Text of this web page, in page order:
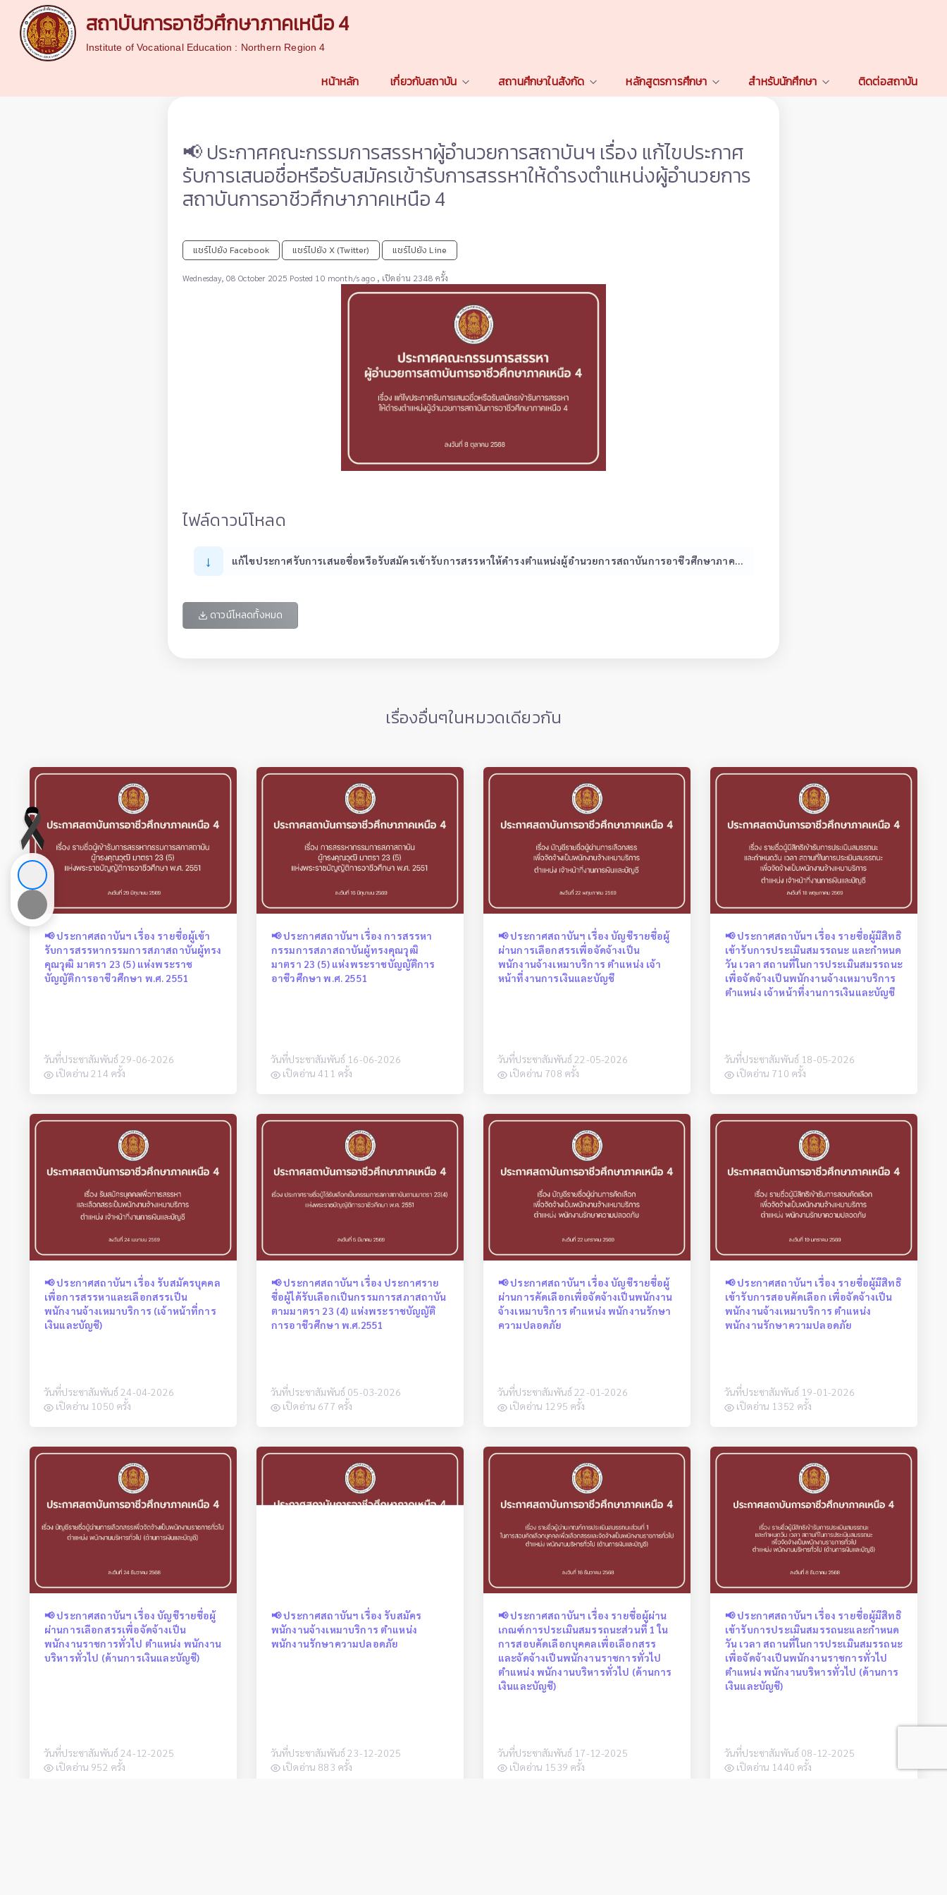
สถาบันการอาชีวศึกษาภาคเหนือ 4
Institute of Vocational Education : Northern Region 4
หน้าหลัก เกี่ยวกับสถาบัน สถานศึกษาในสังกัด หลักสูตรการศึกษา สำหรับนักศึกษา ติดต่อสถาบัน
📢 ประกาศคณะกรรมการสรรหาผู้อำนวยการสถาบันฯ เรื่อง แก้ไขประกาศ
รับการเสนอชื่อหรือรับสมัครเข้ารับการสรรหาให้ดำรงตำแหน่งผู้อำนวยการ
สถาบันการอาชีวศึกษาภาคเหนือ 4
แชร์ไปยัง Facebook แชร์ไปยัง X (Twitter) แชร์ไปยัง Line
Wednesday, 08 October 2025 Posted 10 month/s ago, เปิดอ่าน 2348 ครั้ง
ไฟล์ดาวน์โหลด
↓ แก้ไขประกาศรับการเสนอชื่อหรือรับสมัครเข้ารับการสรรหาให้ดำรงตำแหน่งผู้อำนวยการสถาบันการอาชีวศึกษาภาคเหนือ 4
ดาวน์โหลดทั้งหมด
เรื่องอื่นๆในหมวดเดียวกัน
📢 ประกาศสถาบันฯ เรื่อง รายชื่อผู้เข้า
รับการสรรหากรรมการสภาสถาบันผู้ทรง
คุณวุฒิ มาตรา 23 (5) แห่งพระราช
บัญญัติการอาชีวศึกษา พ.ศ. 2551
วันที่ประชาสัมพันธ์ 29-06-2026
เปิดอ่าน 214 ครั้ง
📢 ประกาศสถาบันฯ เรื่อง การสรรหา
กรรมการสภาสถาบันผู้ทรงคุณวุฒิ
มาตรา 23 (5) แห่งพระราชบัญญัติการ
อาชีวศึกษา พ.ศ. 2551
วันที่ประชาสัมพันธ์ 16-06-2026
เปิดอ่าน 411 ครั้ง
📢 ประกาศสถาบันฯ เรื่อง บัญชีรายชื่อผู้
ผ่านการเลือกสรรเพื่อจัดจ้างเป็น
พนักงานจ้างเหมาบริการ ตำแหน่ง เจ้า
หน้าที่งานการเงินและบัญชี
วันที่ประชาสัมพันธ์ 22-05-2026
เปิดอ่าน 708 ครั้ง
📢 ประกาศสถาบันฯ เรื่อง รายชื่อผู้มีสิทธิ
เข้ารับการประเมินสมรรถนะ และกำหนด
วัน เวลา สถานที่ในการประเมินสมรรถนะ
เพื่อจัดจ้างเป็นพนักงานจ้างเหมาบริการ
ตำแหน่ง เจ้าหน้าที่งานการเงินและบัญชี
วันที่ประชาสัมพันธ์ 18-05-2026
เปิดอ่าน 710 ครั้ง
📢 ประกาศสถาบันฯ เรื่อง รับสมัครบุคคล
เพื่อการสรรหาและเลือกสรรเป็น
พนักงานจ้างเหมาบริการ (เจ้าหน้าที่การ
เงินและบัญชี)
วันที่ประชาสัมพันธ์ 24-04-2026
เปิดอ่าน 1050 ครั้ง
📢 ประกาศสถาบันฯ เรื่อง ประกาศราย
ชื่อผู้ได้รับเลือกเป็นกรรมการสภาสถาบัน
ตามมาตรา 23 (4) แห่งพระราชบัญญัติ
การอาชีวศึกษา พ.ศ.2551
วันที่ประชาสัมพันธ์ 05-03-2026
เปิดอ่าน 677 ครั้ง
📢 ประกาศสถาบันฯ เรื่อง บัญชีรายชื่อผู้
ผ่านการคัดเลือกเพื่อจัดจ้างเป็นพนักงาน
จ้างเหมาบริการ ตำแหน่ง พนักงานรักษา
ความปลอดภัย
วันที่ประชาสัมพันธ์ 22-01-2026
เปิดอ่าน 1295 ครั้ง
📢 ประกาศสถาบันฯ เรื่อง รายชื่อผู้มีสิทธิ
เข้ารับการสอบคัดเลือก เพื่อจัดจ้างเป็น
พนักงานจ้างเหมาบริการ ตำแหน่ง
พนักงานรักษาความปลอดภัย
วันที่ประชาสัมพันธ์ 19-01-2026
เปิดอ่าน 1352 ครั้ง
📢 ประกาศสถาบันฯ เรื่อง บัญชีรายชื่อผู้
ผ่านการเลือกสรรเพื่อจัดจ้างเป็น
พนักงานราชการทั่วไป ตำแหน่ง พนักงาน
บริหารทั่วไป (ด้านการเงินและบัญชี)
วันที่ประชาสัมพันธ์ 24-12-2025
เปิดอ่าน 952 ครั้ง
📢 ประกาศสถาบันฯ เรื่อง รับสมัคร
พนักงานจ้างเหมาบริการ ตำแหน่ง
พนักงานรักษาความปลอดภัย
วันที่ประชาสัมพันธ์ 23-12-2025
เปิดอ่าน 883 ครั้ง
📢 ประกาศสถาบันฯ เรื่อง รายชื่อผู้ผ่าน
เกณฑ์การประเมินสมรรถนะส่วนที่ 1 ใน
การสอบคัดเลือกบุคคลเพื่อเลือกสรร
และจัดจ้างเป็นพนักงานราชการทั่วไป
ตำแหน่ง พนักงานบริหารทั่วไป (ด้านการ
เงินและบัญชี)
วันที่ประชาสัมพันธ์ 17-12-2025
เปิดอ่าน 1539 ครั้ง
📢 ประกาศสถาบันฯ เรื่อง รายชื่อผู้มีสิทธิ
เข้ารับการประเมินสมรรถนะและกำหนด
วัน เวลา สถานที่ในการประเมินสมรรถนะ
เพื่อจัดจ้างเป็นพนักงานราชการทั่วไป
ตำแหน่ง พนักงานบริหารทั่วไป (ด้านการ
เงินและบัญชี)
วันที่ประชาสัมพันธ์ 08-12-2025
เปิดอ่าน 1440 ครั้ง